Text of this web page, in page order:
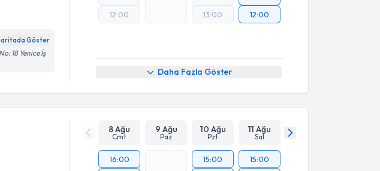
Göster
18 Yenice İş
12:00
13:00
12:00
Daha Fazla Göster
8 Ağu
Cmt
9 Ağu
Paz
10 Ağu
Pzt
11 Ağu
Sal
16:00
15:00
15:00